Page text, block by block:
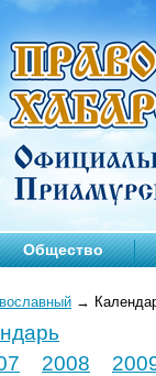
Общество
→
2008